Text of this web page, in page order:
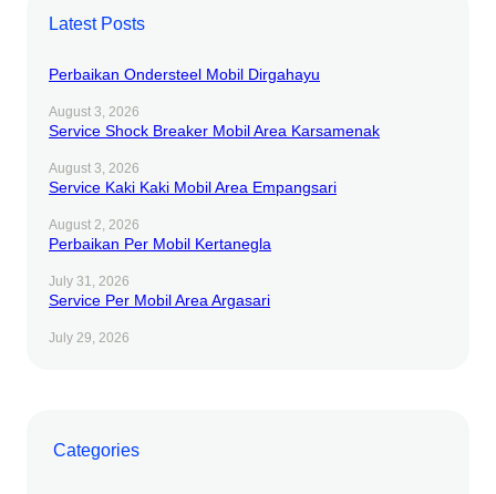
Latest Posts
Perbaikan Ondersteel Mobil Dirgahayu
August 3, 2026
Service Shock Breaker Mobil Area Karsamenak
August 3, 2026
Service Kaki Kaki Mobil Area Empangsari
August 2, 2026
Perbaikan Per Mobil Kertanegla
July 31, 2026
Service Per Mobil Area Argasari
July 29, 2026
Categories